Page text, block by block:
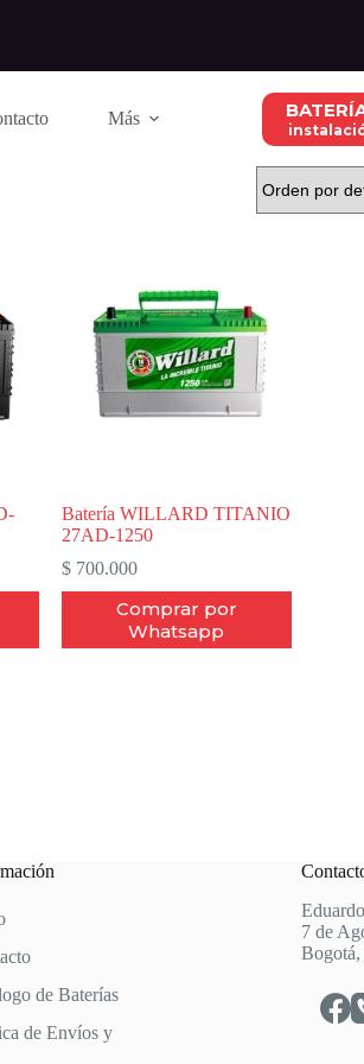
Más
Batería WILLARD TITANIO
27AD-1250
$700.000
Comprar por
Whatsapp
de Baterías
de Envíos y
7 de